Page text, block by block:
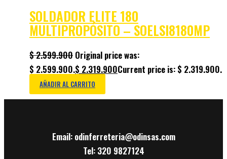
SOLDADOR ELITE 180
MULTIPROPÓSITO – SOELSI8180MP
$2.599.900 Original price was:
$ 2.599.900.$ 2.319.900Current price is: $ 2.319.900.
AÑADIR AL CARRITO
Email: odinferreteria@odinsas.com
Tel: 320 9827124